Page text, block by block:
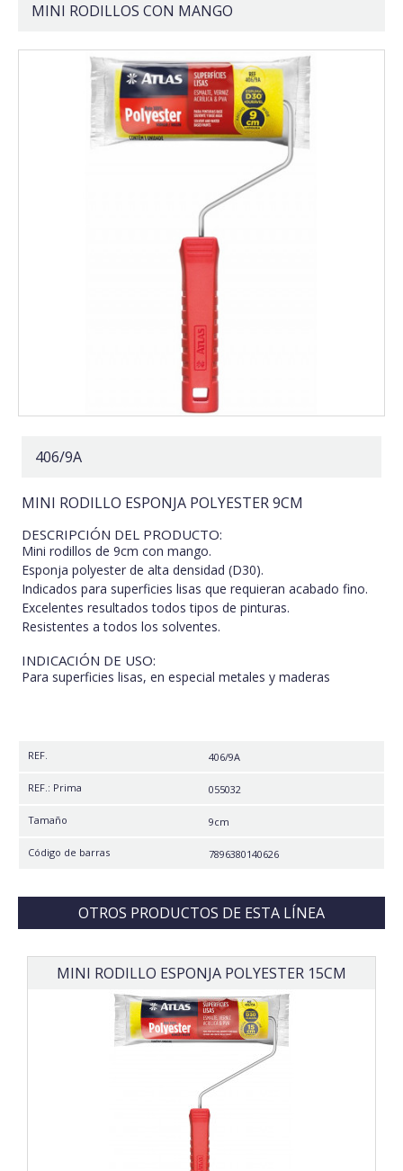
MINI RODILLOS CON MANGO
406/9A
MINI RODILLO ESPONJA POLYESTER 9CM
DESCRIPCIÓN DEL PRODUCTO:
Mini rodillos de 9cm con mango.
Esponja polyester de alta densidad (D30).
Indicados para superficies lisas que requieran acabado fino.
Excelentes resultados todos tipos de pinturas.
Resistentes a todos los solventes.
INDICACIÓN DE USO:
Para superficies lisas, en especial metales y maderas
REF. 406/9A
REF.: Prima 055032
Tamaño 9cm
Código de barras 7896380140626
OTROS PRODUCTOS DE ESTA LÍNEA
MINI RODILLO ESPONJA POLYESTER 15CM